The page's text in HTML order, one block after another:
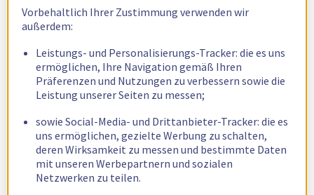
Vorbehaltlich Ihrer Zustimmung verwenden wir
außerdem:
Leistungs- und Personalisierungs-Tracker: die es uns
ermöglichen, Ihre Navigation gemäß Ihren
Präferenzen und Nutzungen zu verbessern sowie die
Leistung unserer Seiten zu messen;
sowie Social-Media- und Drittanbieter-Tracker: die es
uns ermöglichen, gezielte Werbung zu schalten,
deren Wirksamkeit zu messen und bestimmte Daten
mit unseren Werbepartnern und sozialen
Netzwerken zu teilen.